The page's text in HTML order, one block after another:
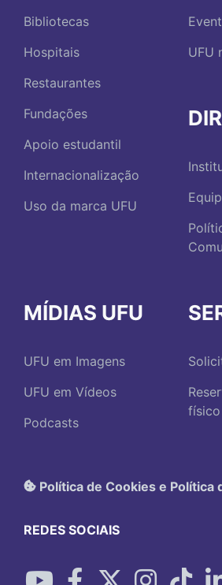
Bibliotecas
Hospitais
Restaurantes
Fundações
Apoio estudantil
Internacionalização
Uso da marca UFU
UFU
MÍDIAS UFU
UFU em Imagens
UFU em Vídeos
Podcasts
físico
Política de Cookies e Política
REDES SOCIAIS